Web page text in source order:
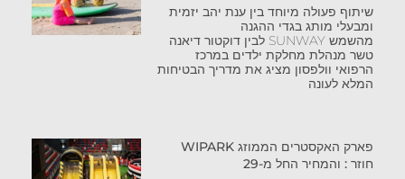
שיתוף פעולה מיוחד בין ענת יהב יזמית
ומבעלי מותג בגדי ההגנה
מהשמש SUNWAY לבין דוקטור דיאנה
טשר מנהלת מחלקת ילדים במרכז
הרפואי וולפסון מציג את מדריך הבטיחות
המלא לעונה
פארק האקסטרים הממוזג WIPARK
חוזר : והמחיר החל מ-29